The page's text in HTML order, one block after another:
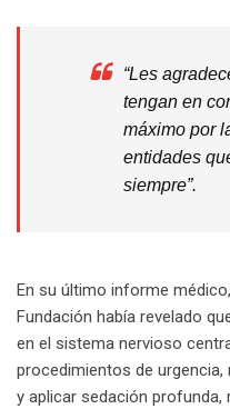
“Les
tengan en
máximo por
entidades
siempre”.
En su último informe
Fundación había revelado
en el sistema nervioso
procedimientos de
y aplicar sedación